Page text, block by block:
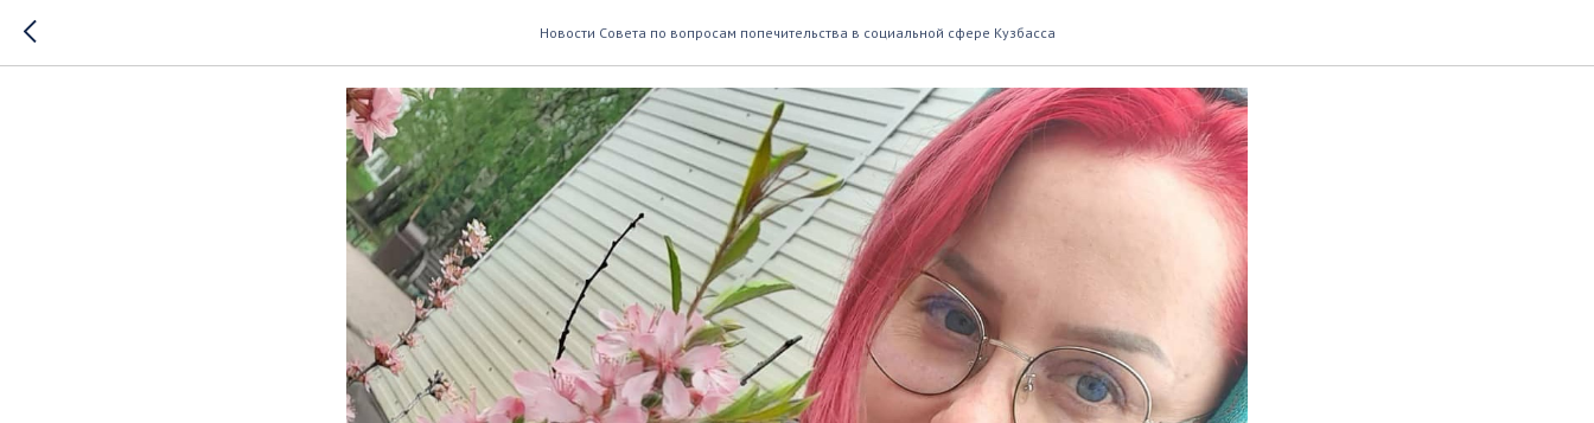
Новости Совета по вопросам попечительства в социальной сфере Кузбасса
Жизнь без боли